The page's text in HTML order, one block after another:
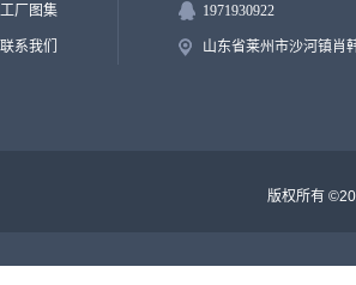
工厂图集
联系我们
1971930922
山东省莱州市沙河镇肖
版权所有